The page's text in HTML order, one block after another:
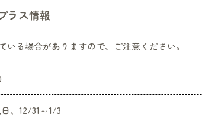
ラス情報
る場合がありますので、ご注意ください。
、12/31～1/3